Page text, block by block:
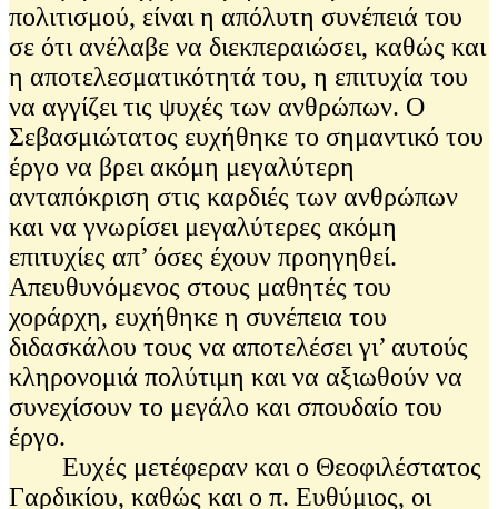
πολιτισμού, είναι η απόλυτη συνέπειά του
σε ότι ανέλαβε να διεκπεραιώσει, καθώς και
η αποτελεσματικότητά του, η επιτυχία του
να αγγίζει τις ψυχές των ανθρώπων. Ο
Σεβασμιώτατος ευχήθηκε το σημαντικό του
έργο να βρει ακόμη μεγαλύτερη
ανταπόκριση στις καρδιές των ανθρώπων
και να γνωρίσει μεγαλύτερες ακόμη
επιτυχίες απ’ όσες έχουν προηγηθεί.
Απευθυνόμενος στους μαθητές του
χοράρχη, ευχήθηκε η συνέπεια του
διδασκάλου τους να αποτελέσει γι’ αυτούς
κληρονομιά πολύτιμη και να αξιωθούν να
συνεχίσουν το μεγάλο και σπουδαίο του
έργο.
Ευχές μετέφεραν και ο Θεοφιλέστατος
Γαρδικίου, καθώς και ο π. Ευθύμιος, οι